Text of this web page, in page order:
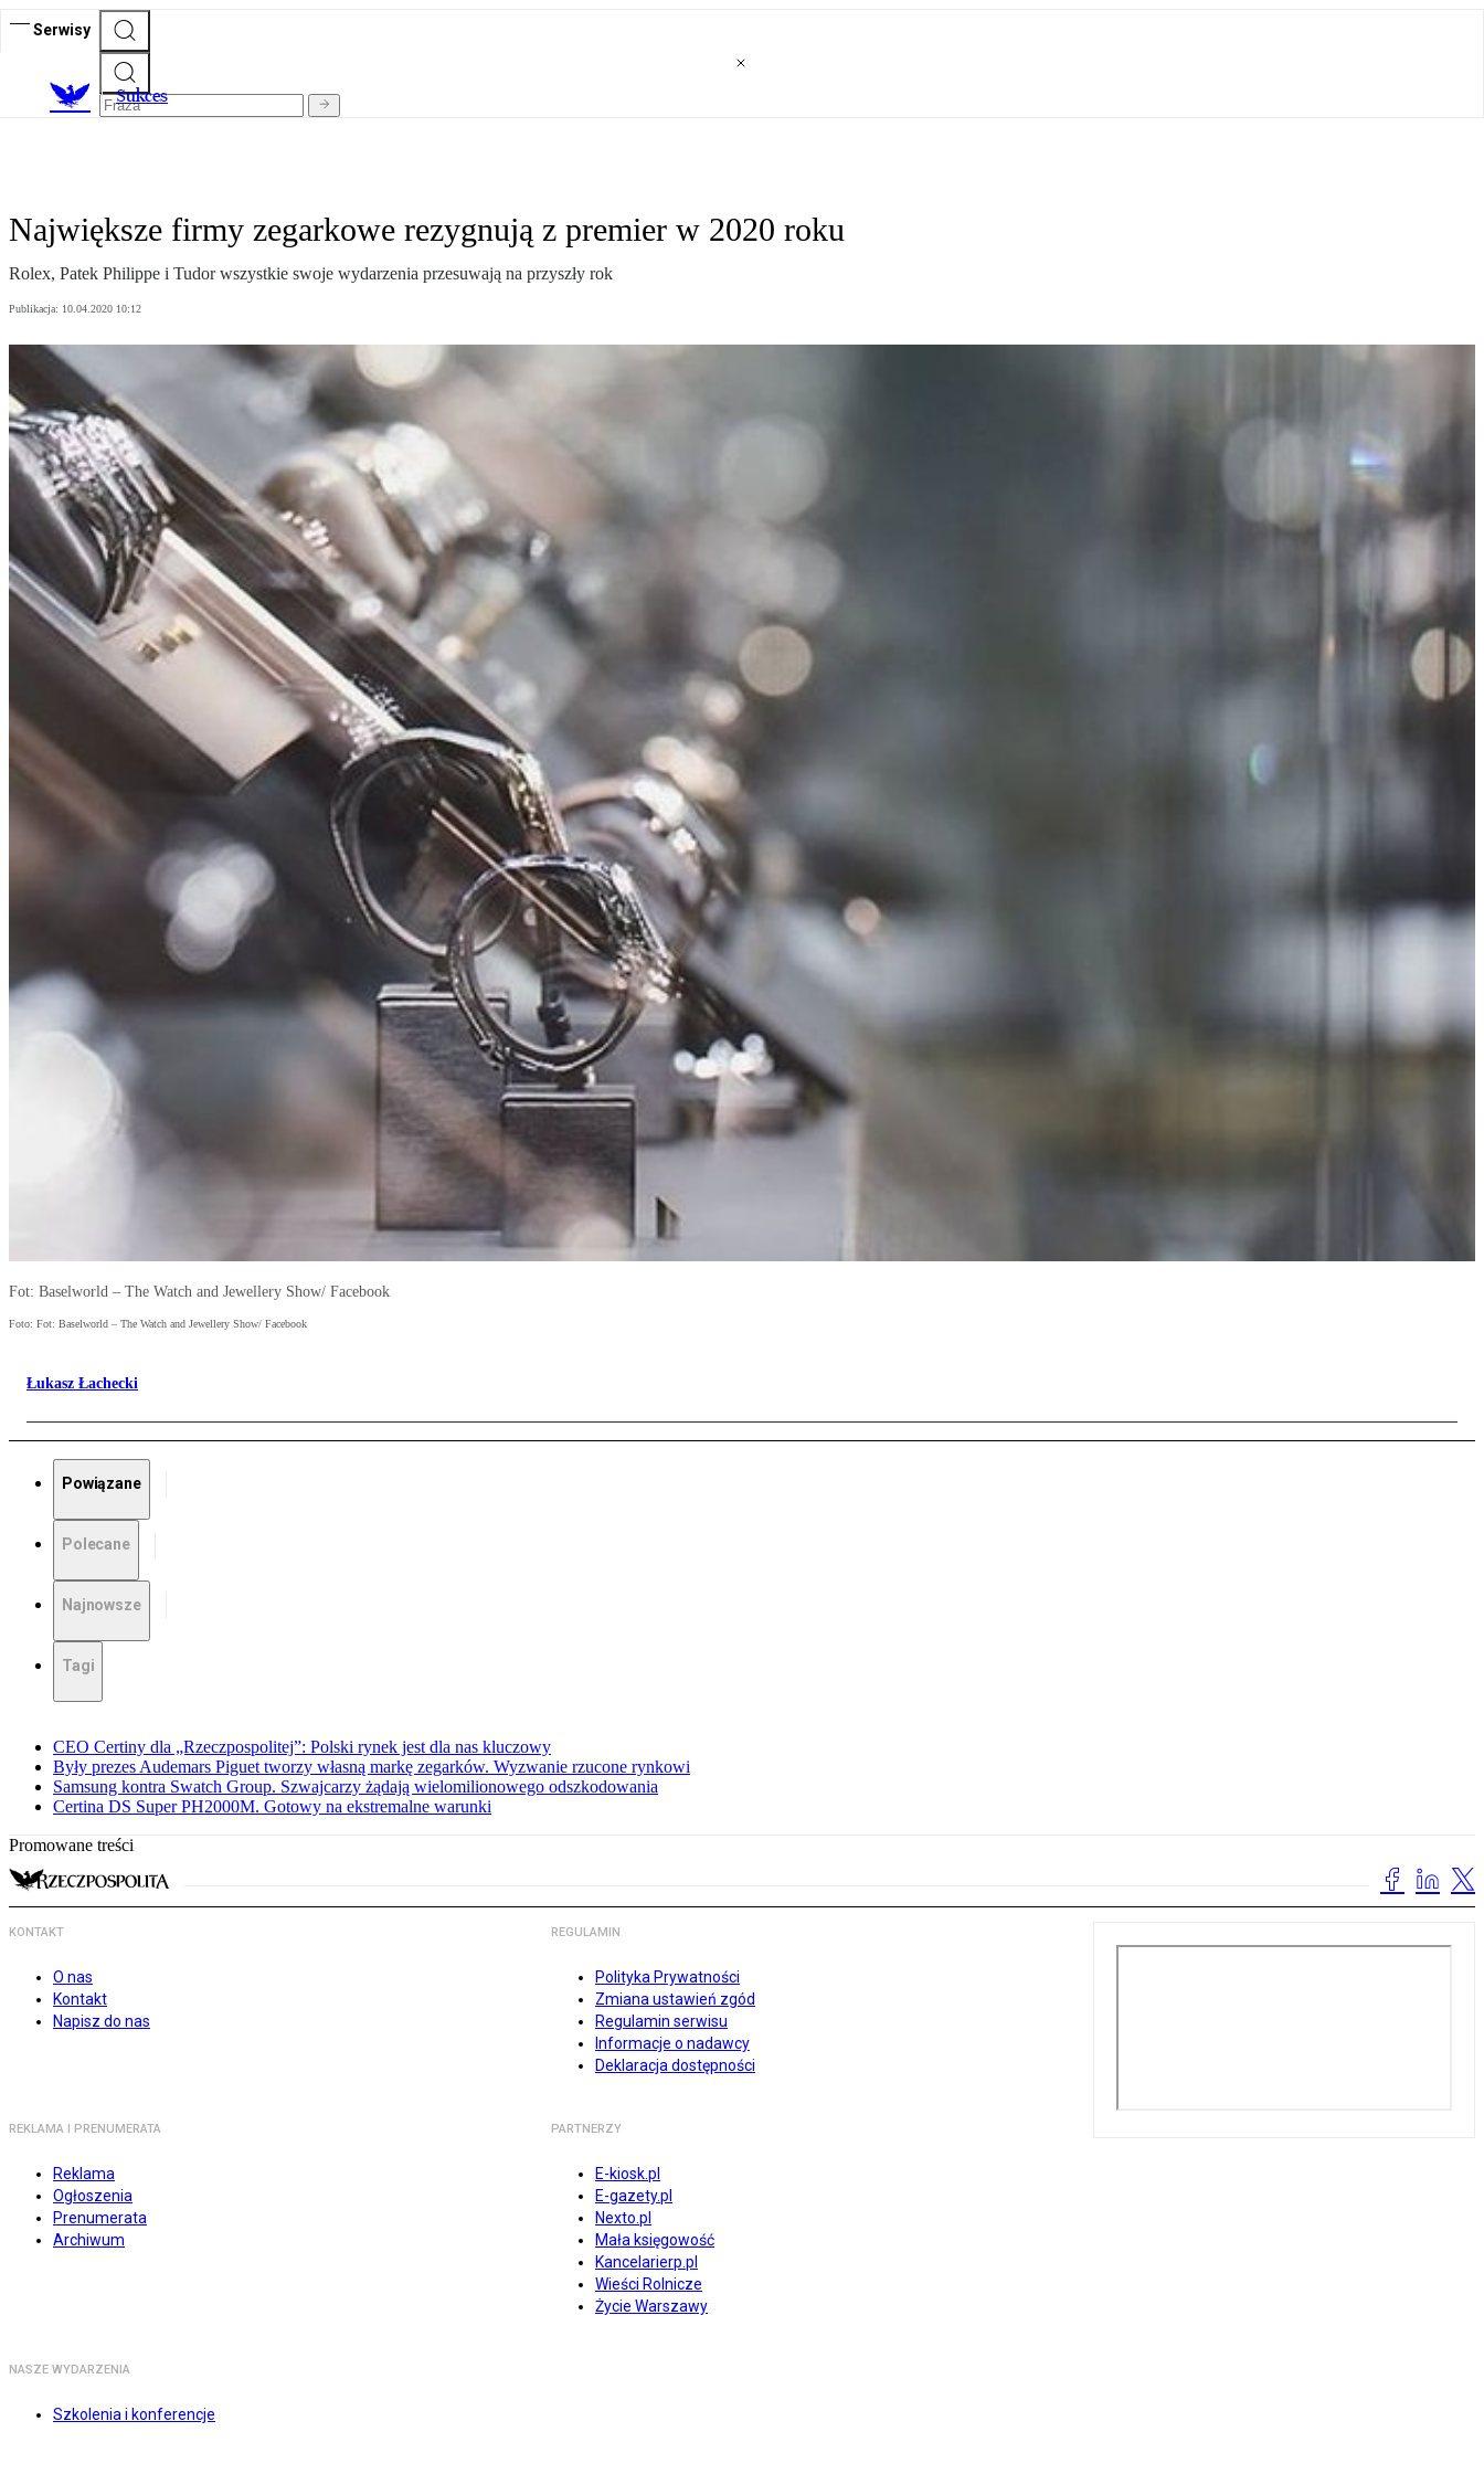
Serwisy
Sukces
Największe firmy zegarkowe rezygnują z premier w 2020 roku
Rolex, Patek Philippe i Tudor wszystkie swoje wydarzenia przesuwają na przyszły rok
Publikacja: 10.04.2020 10:12
Fot: Baselworld – The Watch and Jewellery Show/ Facebook
Foto: Fot: Baselworld – The Watch and Jewellery Show/ Facebook
Łukasz Łachecki
Powiązane
Polecane
Najnowsze
Tagi
CEO Certiny dla „Rzeczpospolitej”: Polski rynek jest dla nas kluczowy
Były prezes Audemars Piguet tworzy własną markę zegarków. Wyzwanie rzucone rynkowi
Samsung kontra Swatch Group. Szwajcarzy żądają wielomilionowego odszkodowania
Certina DS Super PH2000M. Gotowy na ekstremalne warunki
Promowane treści
KONTAKT
O nas
Kontakt
Napisz do nas
REGULAMIN
Polityka Prywatności
Zmiana ustawień zgód
Regulamin serwisu
Informacje o nadawcy
Deklaracja dostępności
REKLAMA I PRENUMERATA
Reklama
Ogłoszenia
Prenumerata
Archiwum
PARTNERZY
E-kiosk.pl
E-gazety.pl
Nexto.pl
Mała księgowość
Kancelarierp.pl
Wieści Rolnicze
Życie Warszawy
NASZE WYDARZENIA
Szkolenia i konferencje